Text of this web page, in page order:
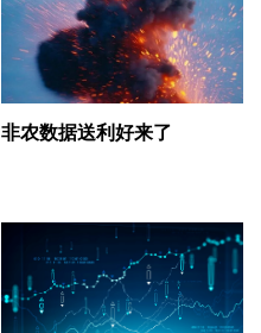
非农数据送利好来了